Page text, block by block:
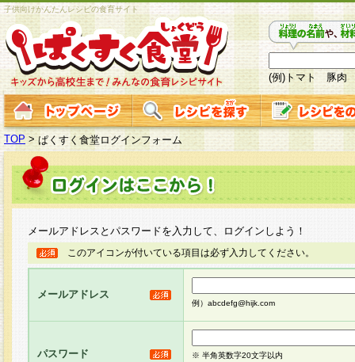
子供向けかんたんレシピの食育サイト
(例)トマト 豚肉
TOP > ぱくすく食堂ログインフォーム
メールアドレスとパスワードを入力して、ログインしよう！
このアイコンが付いている項目は必ず入力してください。
メールアドレス
例）abcdefg@hijk.com
パスワード ※ 半角英数字20文字以内